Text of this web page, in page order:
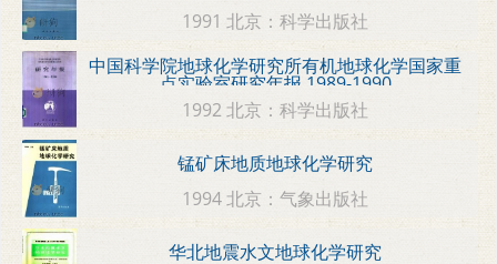
1991 北京：科学出版社
中国科学院地球化学研究所有机地球化学国家重
点实验室研究年报 1989-1990
1992 北京：科学出版社
锰矿床地质地球化学研究
1994 北京：气象出版社
华北地震水文地球化学研究